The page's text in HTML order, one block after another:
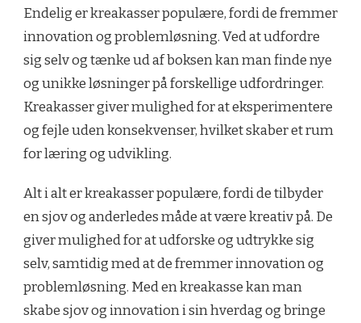
Endelig er kreakasser populære, fordi de fremmer
innovation og problemløsning. Ved at udfordre
sig selv og tænke ud af boksen kan man finde nye
og unikke løsninger på forskellige udfordringer.
Kreakasser giver mulighed for at eksperimentere
og fejle uden konsekvenser, hvilket skaber et rum
for læring og udvikling.
Alt i alt er kreakasser populære, fordi de tilbyder
en sjov og anderledes måde at være kreativ på. De
giver mulighed for at udforske og udtrykke sig
selv, samtidig med at de fremmer innovation og
problemløsning. Med en kreakasse kan man
skabe sjov og innovation i sin hverdag og bringe